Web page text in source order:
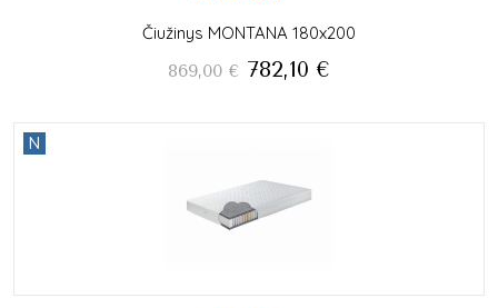
Čiužinys MONTANA 180x200
869,00 € 782,10 €
N